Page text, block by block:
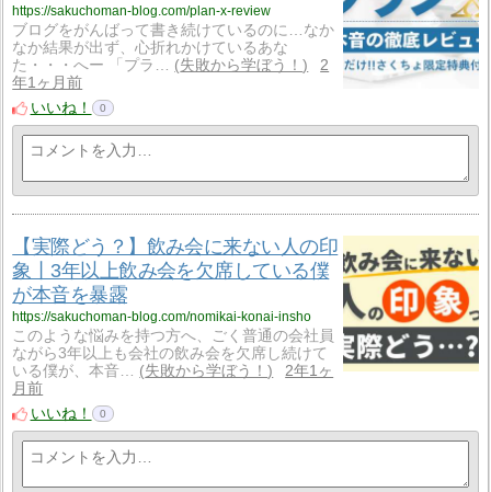
https://sakuchoman-blog.com/plan-x-review
ブログをがんばって書き続けているのに…なか
なか結果が出ず、心折れかけているあな
た・・・へー 「プラ…
失敗から学ぼう！
2
年1ヶ月前
いいね！
0
【実際どう？】飲み会に来ない人の印
象丨3年以上飲み会を欠席している僕
が本音を暴露
https://sakuchoman-blog.com/nomikai-konai-insho
このような悩みを持つ方へ、ごく普通の会社員
ながら3年以上も会社の飲み会を欠席し続けて
いる僕が、本音…
失敗から学ぼう！
2年1ヶ
月前
いいね！
0